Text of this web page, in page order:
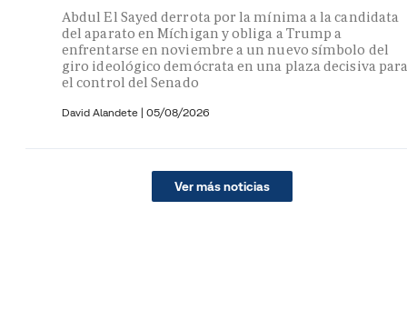
Abdul El Sayed derrota por la mínima a la candidata
del aparato en Míchigan y obliga a Trump a
enfrentarse en noviembre a un nuevo símbolo del
giro ideológico demócrata en una plaza decisiva
el control del Senado
David Alandete | 05/08/2026
Ver más noticias